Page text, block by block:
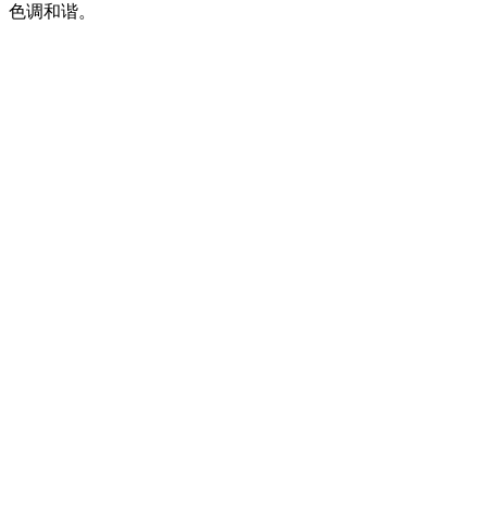
色调和谐。